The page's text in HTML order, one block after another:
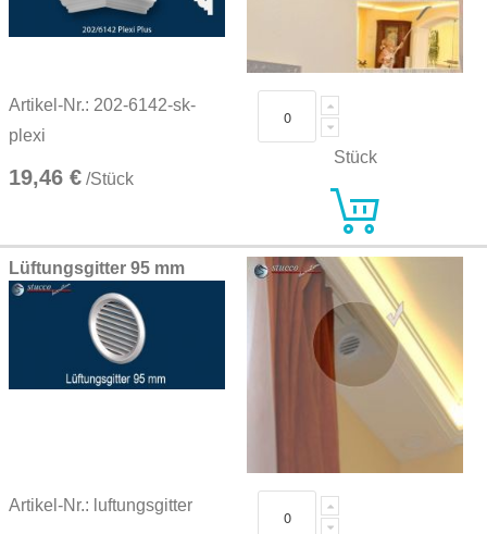
Artikel-Nr.: 202-6142-sk-
plexi
19,46 € /Stück
Stück
Lüftungsgitter 95 mm
Artikel-Nr.: luftungsgitter